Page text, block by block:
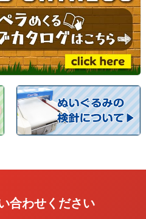
合わせください